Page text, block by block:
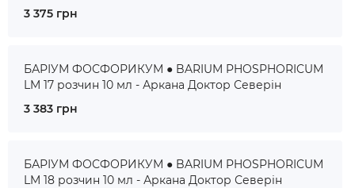
3 375 грн
БАРІУМ ФОСФОРИКУМ ● BARIUM PHOSPHORICUM
LM 17 розчин 10 мл - Аркана Доктор Северін
3 383 грн
БАРІУМ ФОСФОРИКУМ ● BARIUM PHOSPHORICUM
LM 18 розчин 10 мл - Аркана Доктор Северін